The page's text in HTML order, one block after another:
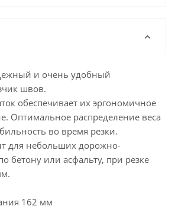
и очень удобный
швов.
обеспечивает их эргономичное
Оптимальное распределение веса
во время резки.
для небольших дорожно-
бетону или асфальту, при резке
162 мм